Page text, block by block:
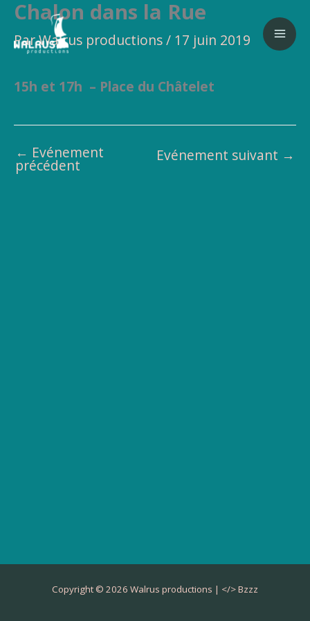
Aller
contenu
Chalon dans la Rue
ParWalrus productions/ 17 juin 2019
15h et 17h – Place du Châtelet
← Evénement
précédent
Evénement suivant →
Copyright © 2026 Walrus productions | </>Bzzz